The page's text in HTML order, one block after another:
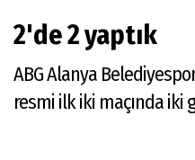
2'de 2 yaptık
ABG Alanya
resmi ilk iki maçında iki